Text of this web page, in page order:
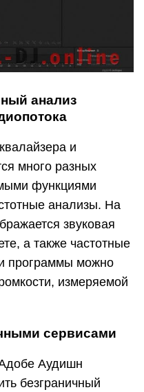
анализ
и
много разных
функциями
анализы. На
звуковая
а также частотные
программы можно
измеряемой
сервисами
Адобе Аудишн
безграничный